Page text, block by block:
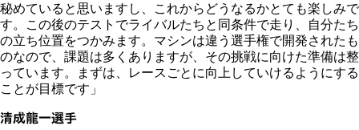
秘めていると思いますし、これからどうなるかとても楽しみで
す。この後のテストでライバルたちと同条件で走り、自分たち
の立ち位置をつかみます。マシンは違う選手権で開発されたも
のなので、課題は多くありますが、その挑戦に向けた準備は整
っています。まずは、レースごとに向上していけるようにする
ことが目標です」
清成龍一選手